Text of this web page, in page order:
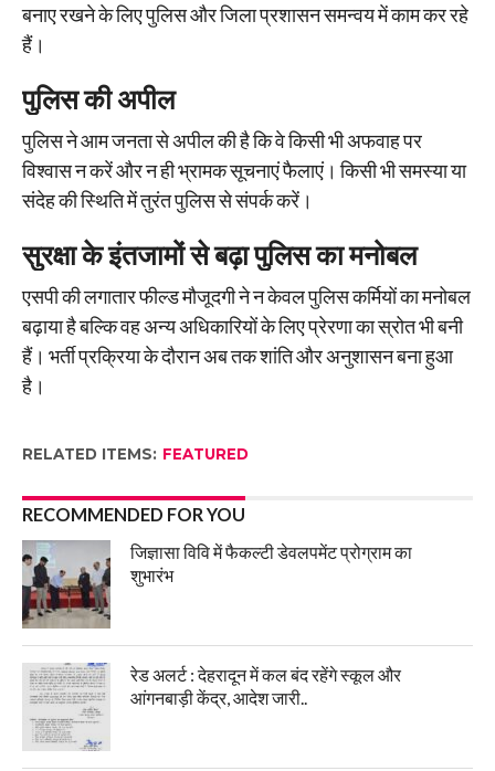
बनाए रखने के लिए पुलिस और जिला प्रशासन समन्वय में काम कर रहे
हैं।
पुलिस की अपील
पुलिस ने आम जनता से अपील की है कि वे किसी भी अफवाह पर
विश्वास न करें और न ही भ्रामक सूचनाएं फैलाएं। किसी भी समस्या या
संदेह की स्थिति में तुरंत पुलिस से संपर्क करें।
सुरक्षा के इंतजामों से बढ़ा पुलिस का मनोबल
एसपी की लगातार फील्ड मौजूदगी ने न केवल पुलिस कर्मियों का मनोबल
बढ़ाया है बल्कि वह अन्य अधिकारियों के लिए प्रेरणा का स्रोत भी बनी
हैं। भर्ती प्रक्रिया के दौरान अब तक शांति और अनुशासन बना हुआ
है।
RELATED ITEMS: FEATURED
RECOMMENDED FOR YOU
जिज्ञासा विवि में फैकल्टी डेवलपमेंट प्रोग्राम का
शुभारंभ
रेड अलर्ट : देहरादून में कल बंद रहेंगे स्कूल और
आंगनबाड़ी केंद्र, आदेश जारी..